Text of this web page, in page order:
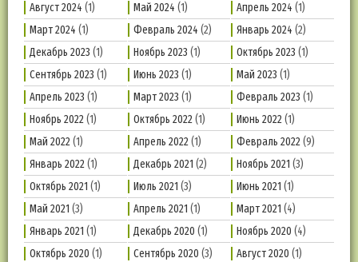
Август 2024 (1) Май 2024 (1) Апрель 2024 (1)
Март 2024 (1) Февраль 2024 (2) Январь 2024 (2)
Декабрь 2023 (1) Ноябрь 2023 (1) Октябрь 2023 (1)
Сентябрь 2023 (1) Июнь 2023 (1) Май 2023 (1)
Апрель 2023 (1) Март 2023 (1) Февраль 2023 (1)
Ноябрь 2022(1) Октябрь 2022(1) Июнь 2022(1)
Май 2022(1) Апрель 2022(1) Февраль 2022(9)
Январь 2022(1) Декабрь 2021 (2) Ноябрь 2021 (3)
Октябрь 2021 (1) Июль 2021 (3) Июнь 2021 (1)
Май 2021 (3) Апрель 2021 (1) Март 2021 (4)
Январь 2021 (1) Декабрь 2020 (1) Ноябрь 2020 (4)
Октябрь 2020 (1) Сентябрь 2020 (3) Август 2020 (1)